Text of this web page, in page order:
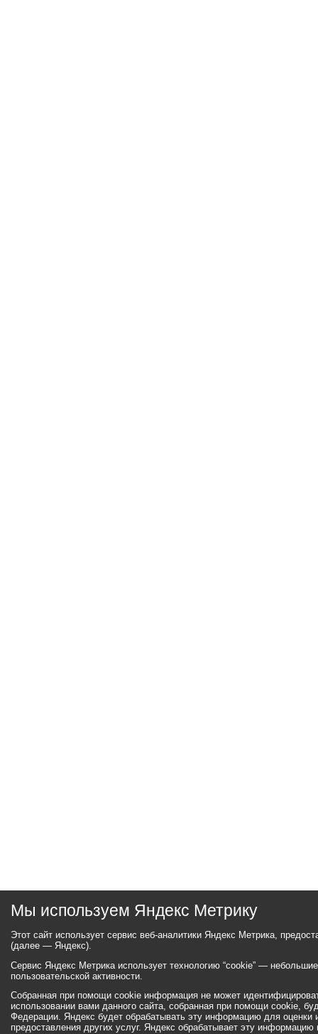
Мы используем Яндекс Метрику
Этот сайт использует сервис веб-аналитики Яндекс Метрика,
(далее — Яндекс).
Сервис Яндекс Метрика использует технологию “cookie” —
пользовательской активности.
Собранная при помощи cookie информация не может
использовании вами данного сайта, собранная при помощи cookie,
Федерации. Яндекс будет обрабатывать эту информацию для оценки
предоставления других услуг. Яндекс обрабатывает эту